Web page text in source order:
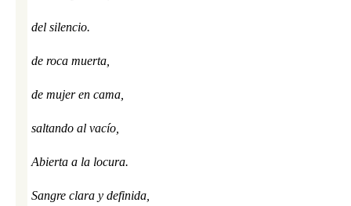
del silencio.
de roca muerta,
de mujer en cama,
saltando al vacío,
Abierta a la locura.
Sangre clara y definida,